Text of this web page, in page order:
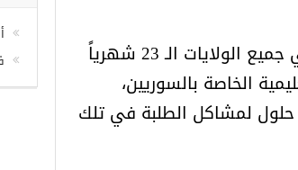
وأضاف ألتونال: “ستنعقد هذه الاجتماعات في جميع الولايات الـ 23 شهرياً
الخاصة بالسوريين،
لمشاكل الطلبة في تلك